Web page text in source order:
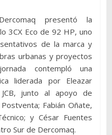
presentó la
3CX Eco de 92 HP, uno
de la marca y
urbanas y proyectos
contempló una
liderada por Eleazar
JCB, junto al apoyo de
Fabián Oñate,
y César Fuentes
Sur de Dercomaq.